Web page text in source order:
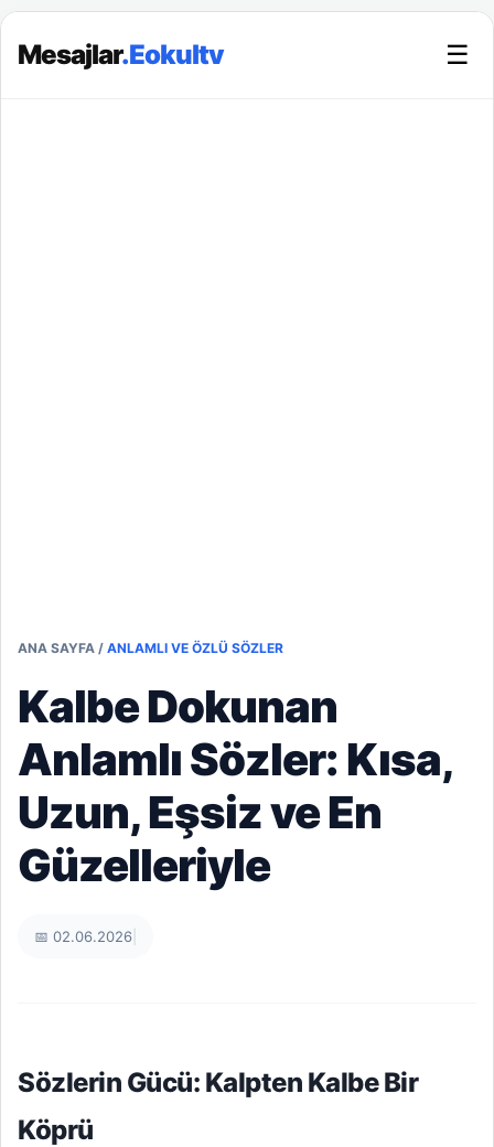
Mesajlar.Eokultv ☰
ANA SAYFA / ANLAMLI VE ÖZLÜ SÖZLER
Kalbe Dokunan
Anlamlı Sözler: Kısa,
Uzun, Eşsiz ve En
Güzelleriyle
📅 02.06.2026
Sözlerin Gücü: Kalpten Kalbe Bir
Köprü